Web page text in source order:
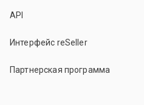
API
Интерфейс reSeller
Партнерская программа